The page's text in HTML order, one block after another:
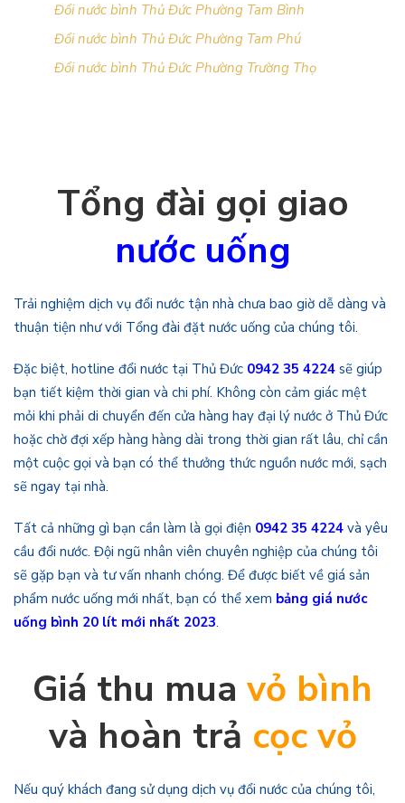
Đổi nước bình Thủ Đức Phường Tam Bình
Đổi nước bình Thủ Đức Phường Tam Phú
Đổi nước bình Thủ Đức Phường Trường Thọ
Tổng đài gọi giao
nước uống
Trải nghiệm dịch vụ đổi nước tận nhà chưa bao giờ dễ dàng và
thuận tiện như với Tổng đài đặt nước uống của chúng tôi.
Đặc biệt, hotline đổi nước tại Thủ Đức 0942 35 4224 sẽ giúp
bạn tiết kiệm thời gian và chi phí. Không còn cảm giác mệt
mỏi khi phải di chuyển đến cửa hàng hay đại lý nước ở Thủ Đức
hoặc chờ đợi xếp hàng hàng dài trong thời gian rất lâu, chỉ cần
một cuộc gọi và bạn có thể thưởng thức nguồn nước mới, sạch
sẽ ngay tại nhà.
Tất cả những gì bạn cần làm là gọi điện 0942 35 4224 và yêu
cầu đổi nước. Đội ngũ nhân viên chuyên nghiệp của chúng tôi
sẽ gặp bạn và tư vấn nhanh chóng. Để được biết về giá sản
phẩm nước uống mới nhất, bạn có thể xem bảng giá nước
uống bình 20 lít mới nhất 2023.
Giá thu mua vỏ bình
và hoàn trả cọc vỏ
Nếu quý khách đang sử dụng dịch vụ đổi nước của chúng tôi,